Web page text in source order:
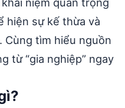
hiện sự kế thừa và
Cùng tìm hiểu nguồn
từ “gia nghiệp” ngay